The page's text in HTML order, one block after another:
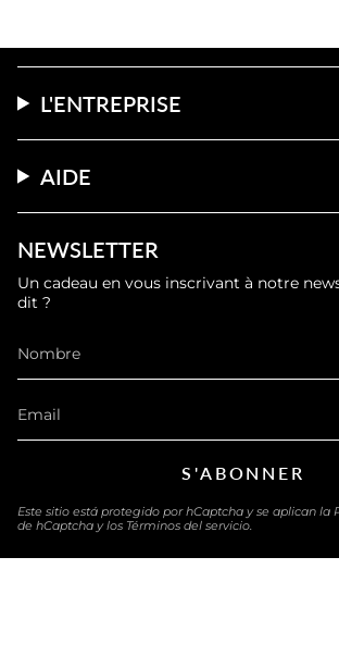
L'ENTREPRISE
AIDE
NEWSLETTER
Un cadeau en vous inscrivant à notre
dit ?
S'ABONNER
Este sitio está protegido por hCaptcha y se aplican la
de hCaptcha y los Términos del servicio.